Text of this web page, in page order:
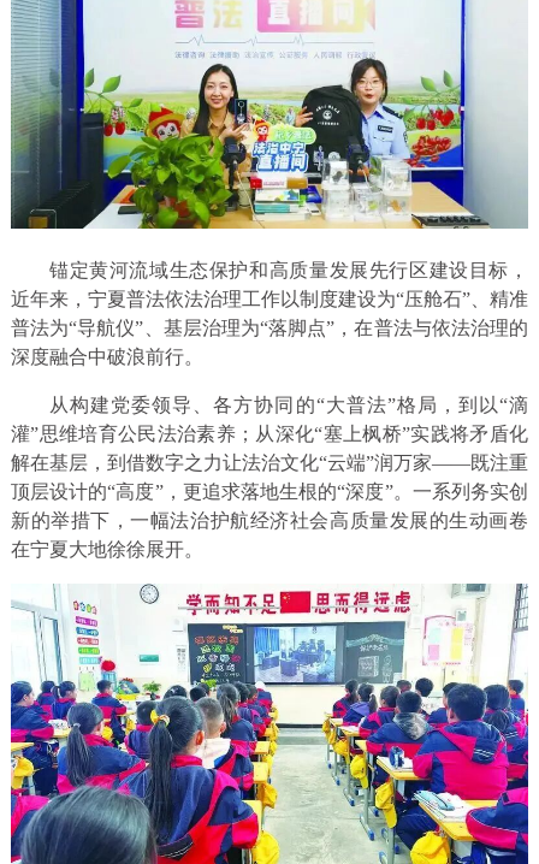
锚定黄河流域生态保护和高质量发展先行区建设目标，
近年来，宁夏普法依法治理工作以制度建设为“压舱石”、精准
普法为“导航仪”、基层治理为“落脚点”，在普法与依法治理的
深度融合中破浪前行。
从构建党委领导、各方协同的“大普法”格局，到以“滴
灌”思维培育公民法治素养；从深化“塞上枫桥”实践将矛盾化
解在基层，到借数字之力让法治文化“云端”润万家——既注重
顶层设计的“高度”，更追求落地生根的“深度”。一系列务实创
新的举措下，一幅法治护航经济社会高质量发展的生动画卷
在宁夏大地徐徐展开。